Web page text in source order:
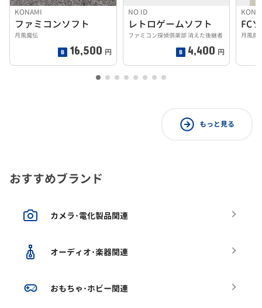
KONAMI
ファミコンソフト
月風魔伝
16,500 円
NO ID
レトロゲームソフト
ファミコン探偵倶楽部 消えた後継者
4,400 円
FC
月風魔
もっと見る
おすすめブランド
カメラ･電化製品関連
オーディオ･楽器関連
おもちゃ･ホビー関連